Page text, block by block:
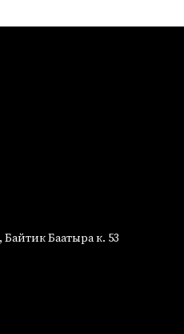
Баатыра к. 53